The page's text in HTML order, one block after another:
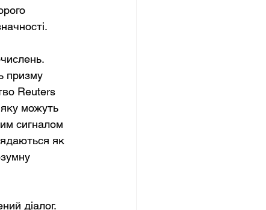
призму
Reuters
можуть
сигналом
як
діалог.